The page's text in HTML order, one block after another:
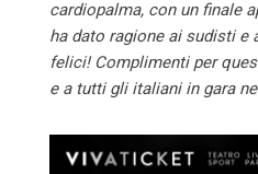
cardiopalma, con un finale
ha dato ragione ai sudisti e
felici! Complimenti per
e a tutti gli italiani in gara